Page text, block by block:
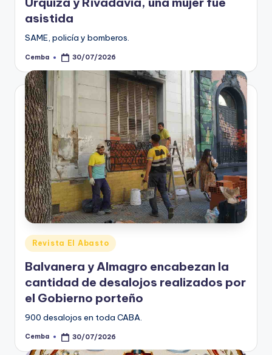
asistida
SAME, policía y bomberos.
Posted
Cemba 30/07/2026
Posted
in
Revista El Abasto
Balvanera y Almagro encabezan la
cantidad de desalojos realizados por
el Gobierno porteño
900 desalojos en toda CABA.
Posted
Cemba 30/07/2026